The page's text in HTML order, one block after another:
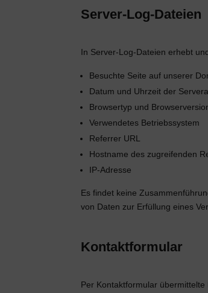
Server-Log-Dateien
In Server-Log-Dateien erhebt
Besuchte Seite auf unserer
Datum und Uhrzeit der
Browsertyp und
Verwendetes Betriebssystem
Referrer URL
Hostname des zugreifenden
IP-Adresse
Es findet keine
von Daten zur Erfüllung eines
Kontaktformular
Per Kontaktformular